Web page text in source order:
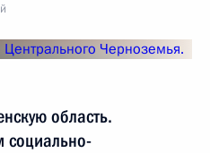
область.
социально-